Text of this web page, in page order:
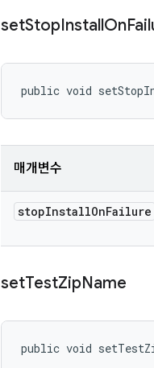
setStopInstallOn
public void
매개변수
stopInstallOnFailure
setTestZipName
public void